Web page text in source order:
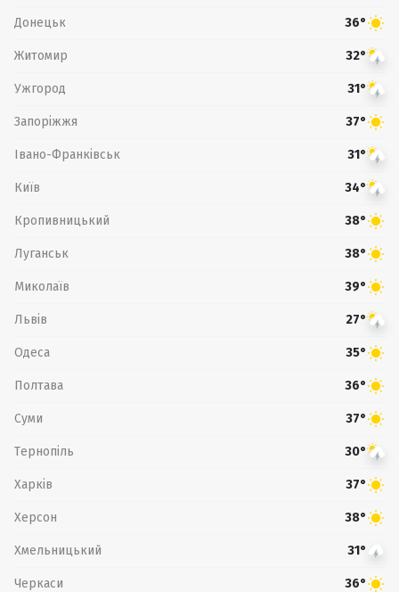
Донецьк 36°
Житомир 32°
Ужгород 31°
Запоріжжя 37°
Івано-Франківськ 31°
Київ 34°
Кропивницький 38°
Луганськ 38°
Миколаїв 39°
Львів 27°
Одеса 35°
Полтава 36°
Суми 37°
Тернопіль 30°
Харків 37°
Херсон 38°
Хмельницький 31°
Черкаси 36°